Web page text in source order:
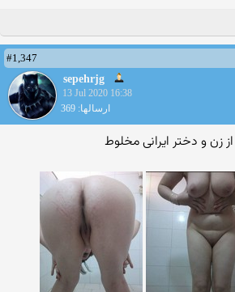
#1,347
sepehrjg
13 Jul 2020 16:38
ارسالها: 369
و دختر ایرانی مخلوط